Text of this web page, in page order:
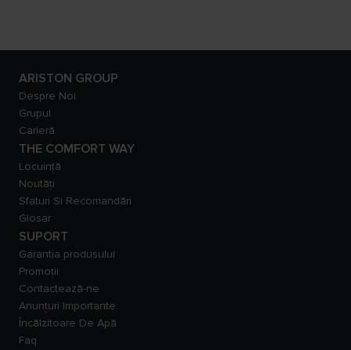
ARISTON GROUP
Despre Noi
Grupul
Carieră
THE COMFORT WAY
Locuință
Noutăți
Sfaturi Si Recomandări
Glosar
SUPORT
Garantia produsului
Promoții
Contactează-ne
Anunțuri Importante:
Încălzitoare De Apă
Faq